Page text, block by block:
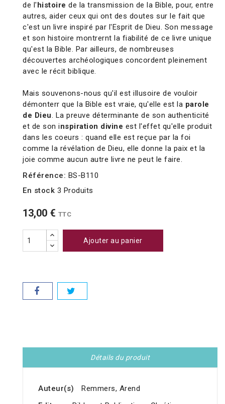
de l'histoire de la transmission de la Bible, pour, entre
autres, aider ceux qui ont des doutes sur le fait que
c'est un livre inspiré par l'Esprit de Dieu. Son message
et son histoire montrernt la fiabilité de ce livre unique
qu'est la Bible. Par ailleurs, de nombreuses
découvertes archéologiques concordent pleinement
avec le récit biblique.
Mais souvenons-nous qu'il est illusoire de vouloir
démonterr que la Bible est vraie, qu'elle est la parole
de Dieu. La preuve déterminante de son authenticité
et de son inspiration divine est l'effet qu'elle produit
dans les coeurs : quand elle est reçue par la foi
comme la révélation de Dieu, elle donne la paix et la
joie comme aucun autre livre ne peut le faire.
Référence: BS-B110
En stock 3 Produits
13,00 € TTC
Ajouter au panier
Détails du produit
Auteur(s)
Remmers, Arend